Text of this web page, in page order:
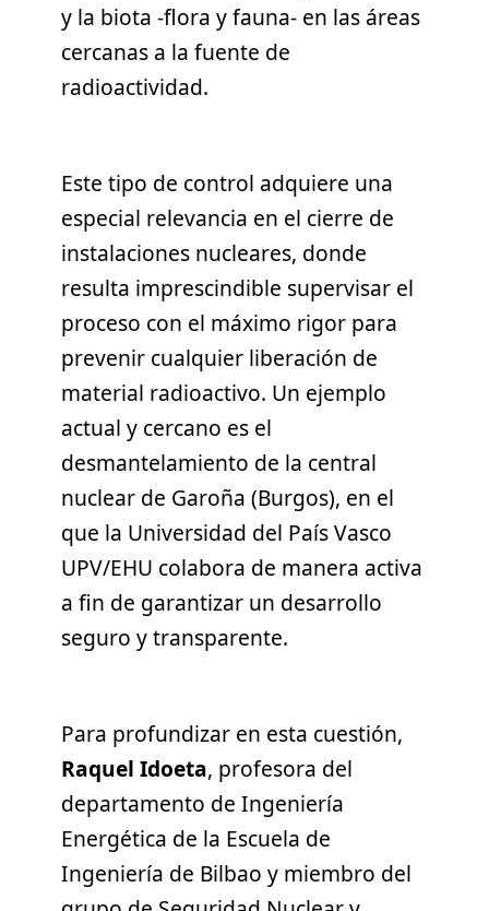
y la biota -flora y fauna- en las áreas
cercanas a la fuente de
radioactividad.
Este tipo de control adquiere una
especial relevancia en el cierre de
instalaciones nucleares, donde
resulta imprescindible supervisar el
proceso con el máximo rigor para
prevenir cualquier liberación de
material radioactivo. Un ejemplo
actual y cercano es el
desmantelamiento de la central
nuclear de Garoña (Burgos), en el
que la Universidad del País Vasco
UPV/EHU colabora de manera activa
a fin de garantizar un desarrollo
seguro y transparente.
Para profundizar en esta cuestión,
Raquel Idoeta, profesora del
departamento de Ingeniería
Energética de la Escuela de
Ingeniería de Bilbao y miembro del